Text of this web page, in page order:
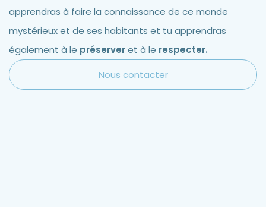
apprendras à faire la connaissance de ce monde
mystérieux et de ses habitants et tu apprendras
également à le préserveret à le respecter.
Nous contacter